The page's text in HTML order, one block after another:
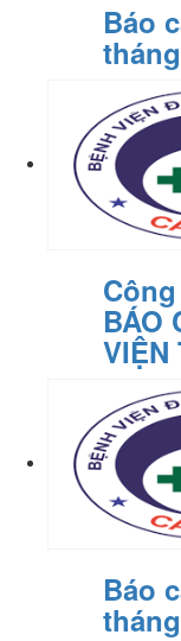
Báo
BÁO
VIỆN
Báo